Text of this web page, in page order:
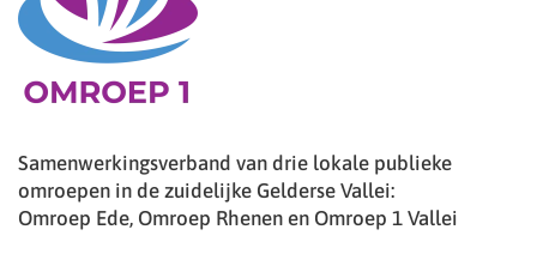
Samenwerkingsverband van drie lokale publieke
omroepen in de zuidelijke Gelderse Vallei:
Omroep Ede, Omroep Rhenen en Omroep 1 Vallei